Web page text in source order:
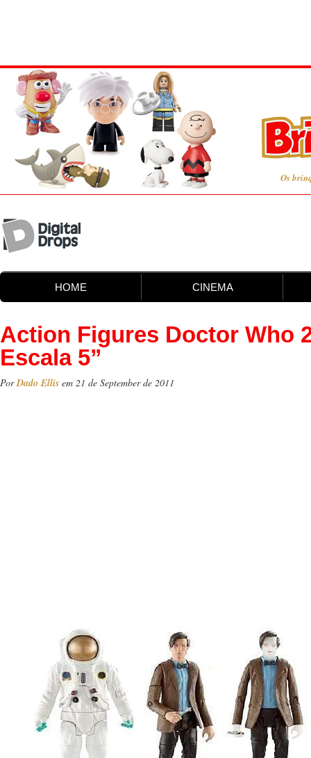
Os
HOME CINEMA
Action Figures Doctor Who
Escala 5”
PorDado Ellis em 21 de September de 2011